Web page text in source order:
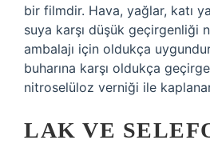
bir filmdir. Hava, yağlar, katı
suya karşı düşük geçirgenliği
ambalajı için oldukça
buharına karşı oldukça
nitroselüloz verniği ile
LAK VE